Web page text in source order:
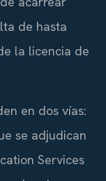
de hasta
la licencia de
en dos vías:
se adjudican
Services